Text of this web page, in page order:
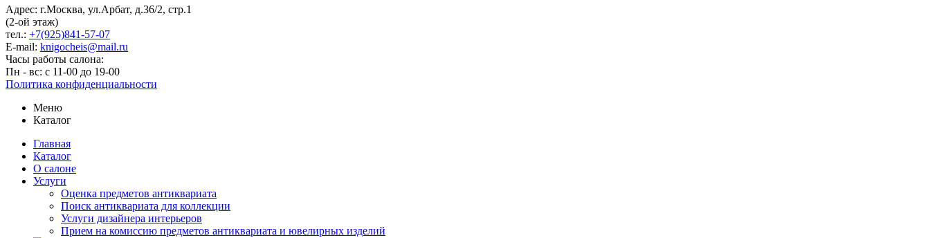
Адрес: г.Москва, ул.Арбат, д.36/2, стр.1
(2-ой этаж)
тел.: +7(925)841-57-07
E-mail: knigocheis@mail.ru
Часы работы салона:
Пн - вс: с 11-00 до 19-00
Политика конфиденциальности
Меню
Каталог
Главная
Каталог
О салоне
Услуги
Оценка предметов антиквариата
Поиск антиквариата для коллекции
Услуги дизайнера интерьеров
Прием на комиссию предметов антиквариата и ювелирных изделий